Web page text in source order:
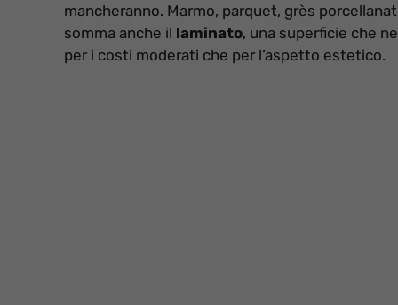
mancheranno. Marmo, parquet, grès
somma anche il laminato, una superficie che
per i costi moderati che per l’aspetto estetico.